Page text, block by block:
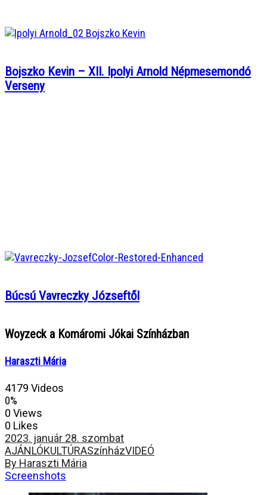
Bojszko Kevin – XII. Ipolyi Arnold Népmesemondó
Verseny
Búcsú Vavreczky Józseftől
Woyzeck a Komáromi Jókai Színházban
Haraszti Mária
4179 Videos
0%
0 Views
0 Likes
2023. január 28. szombat
AJÁNLÓKULTÚRASzínházVIDEÓ
By Haraszti Mária
Screenshots